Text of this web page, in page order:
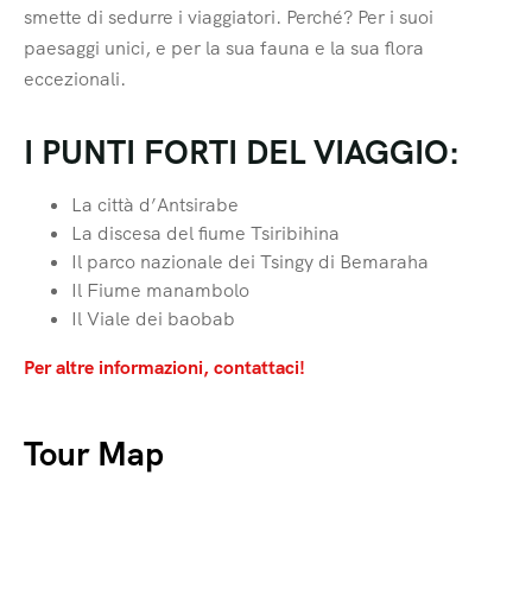
smette di sedurre i viaggiatori. Perché? Per i suoi
paesaggi unici, e per la sua fauna e la sua flora
eccezionali.
I PUNTI FORTI DEL VIAGGIO:
La città d’Antsirabe
La discesa del fiume Tsiribihina
Il parco nazionale dei Tsingy di Bemaraha
Il Fiume manambolo
Il Viale dei baobab
Per altre informazioni, contattaci!
Tour Map